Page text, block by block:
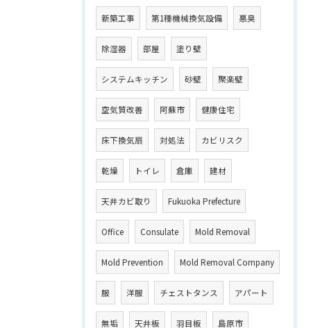
新築工事 第1種機械換気設備 悪臭
除湿器 部屋 塗り壁
システムキッチン 砂壁 聚楽壁
空気質改善 阿蘇市 健康住宅
床下換気扇 対処法 カビリスク
乾燥 トイレ 倉庫 建材
天井カビ取り Fukuoka Prefecture
Office Consulate Mold Removal
Mold Prevention Mold Removal Company
服 洋服 チェストタンス アパート
無垢 天井板 羽目板 島原市